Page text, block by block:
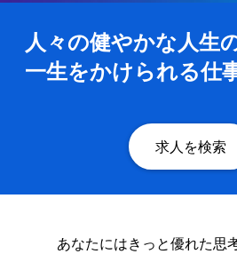
人々の健やかな人生
一生をかけられる仕
求人を検索
あなたにはきっと優れた思